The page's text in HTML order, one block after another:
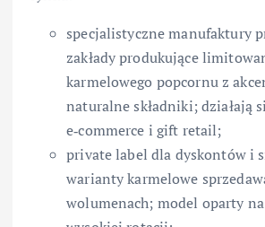
specjalistyczne manufaktury
zakłady produkujące
karmelowego popcornu z
naturalne składniki; działają
e‑commerce i gift retail;
private label dla dyskontów i
warianty karmelowe
wolumenach; model oparty